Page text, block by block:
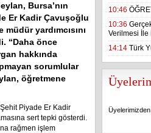
Bursa’nın
Er Kadir Çavuşoğlu
yardımcısını
“Daha önce
hakkında
sorumlular
öğretmene
Piyade Er Kadir
sert tepki gösterdi.
rağmen işlem
10:46
10:36
Verilmesi İle
14:14 Türk